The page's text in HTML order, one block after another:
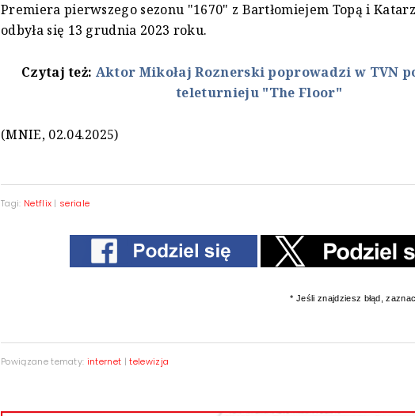
Premiera pierwszego sezonu "1670" z Bartłomiejem Topą i
odbyła się 13 grudnia 2023 roku.
Czytaj też: Aktor Mikołaj Roznerski poprowadzi w TVN
teleturnieju "The Floor"
(MNIE, 02.04.2025)
Tagi: Netflix | seriale
* Jeśli znajdziesz błąd,
Powiązane tematy: internet |telewizja